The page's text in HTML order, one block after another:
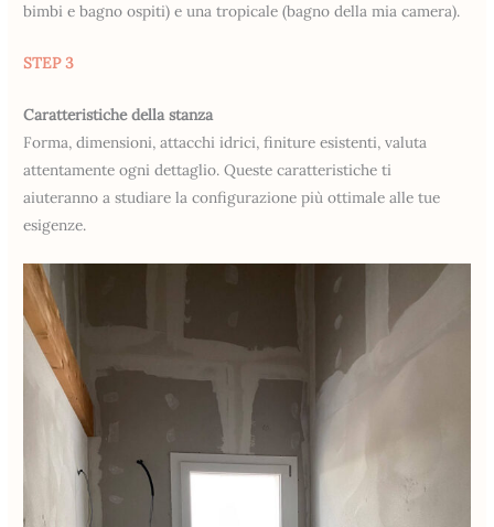
bimbi e bagno ospiti) e una tropicale (bagno della mia camera).
STEP 3
Caratteristiche della stanza
Forma, dimensioni, attacchi idrici, finiture esistenti, valuta
attentamente ogni dettaglio. Queste caratteristiche ti
aiuteranno a studiare la configurazione più ottimale alle tue
esigenze.